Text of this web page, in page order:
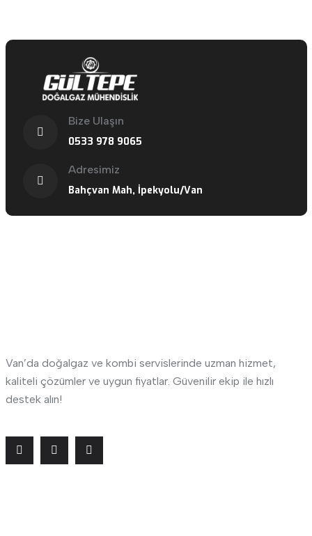
Bize Ulaşın
0533 978 9065
Adresimiz
Bahçvan Mah, İpekyolu/Van
Van’da doğalgaz ve kombi servislerinde uzman hizmet,
kaliteli çözümler ve uygun fiyatlar. Güvenilir ekip ile hızlı
destek alın!